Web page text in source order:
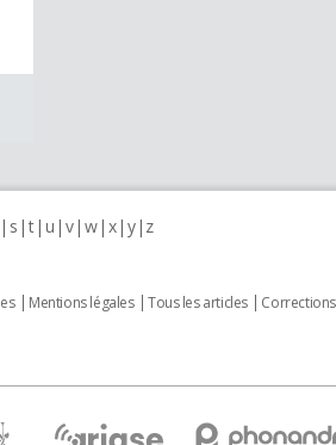
s t u v w x y z
Mentions légales Tous les articles
Corrections